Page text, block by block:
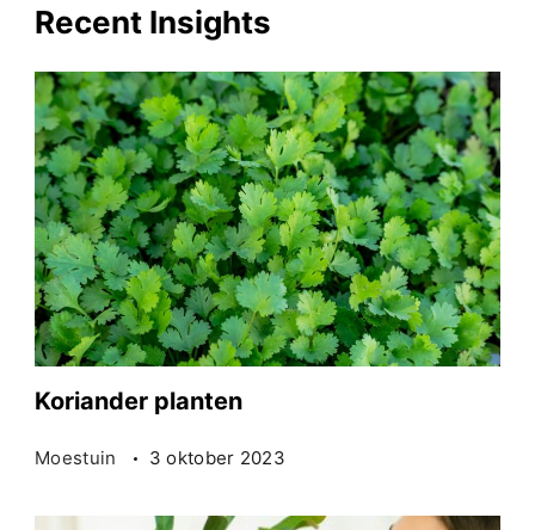
Recent Insights
Koriander planten
Moestuin 3 oktober 2023